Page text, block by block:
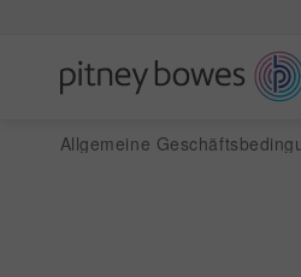
Allgemeine